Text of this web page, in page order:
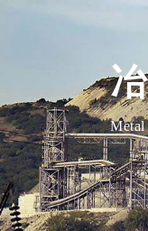
Metal